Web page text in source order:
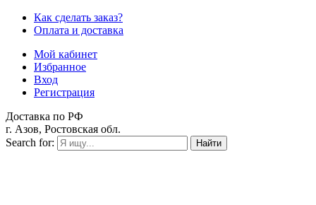
Как сделать заказ?
Оплата и доставка
Мой кабинет
Избранное
Вход
Регистрация
Доставка по РФ
г. Азов, Ростовская обл.
Search for:
Найти